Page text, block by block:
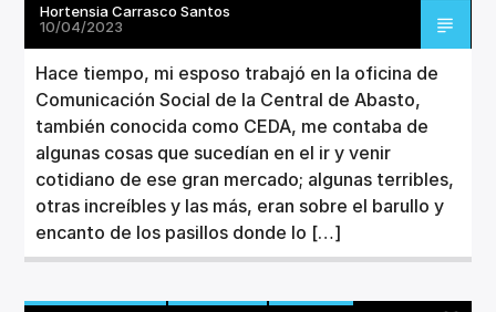
Hortensia Carrasco Santos
10/04/2023
Hace tiempo, mi esposo trabajó en la oficina de
Comunicación Social de la Central de Abasto,
también conocida como CEDA, me contaba de
algunas cosas que sucedían en el ir y venir
cotidiano de ese gran mercado; algunas terribles,
otras increíbles y las más, eran sobre el barullo y
encanto de los pasillos donde lo […]